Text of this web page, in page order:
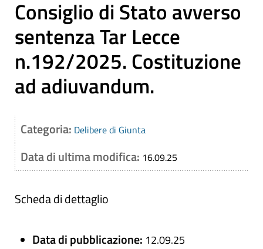
Consiglio di Stato avverso
sentenza Tar Lecce
n.192/2025. Costituzione
ad adiuvandum.
Categoria: Delibere di Giunta
Data di ultima modifica: 16.09.25
Scheda di dettaglio
Data di pubblicazione: 12.09.25